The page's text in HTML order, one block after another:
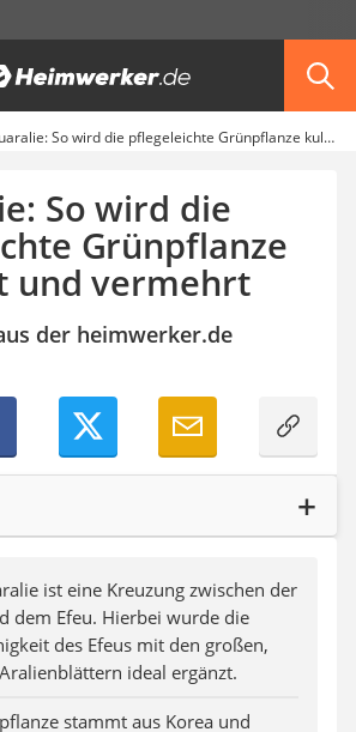
Efeuaralie: So wird die pflegeleichte Grünpflanze kultiviert und vermehrt
So wird die
Grünpflanze
und vermehrt
der heimwerker.de
ist eine Kreuzung zwischen der
dem Efeu. Hierbei wurde die
des Efeus mit den großen,
ideal ergänzt.
stammt aus Korea und